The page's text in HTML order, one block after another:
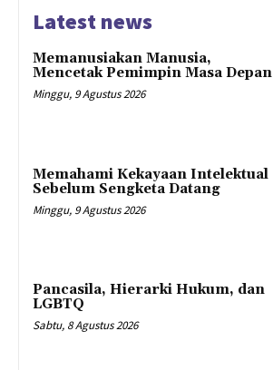
Latest news
Memanusiakan Manusia,
Mencetak Pemimpin Masa Depan
Minggu, 9 Agustus 2026
Memahami Kekayaan Intelektual
Sebelum Sengketa Datang
Minggu, 9 Agustus 2026
Pancasila, Hierarki Hukum, dan
LGBTQ
Sabtu, 8 Agustus 2026